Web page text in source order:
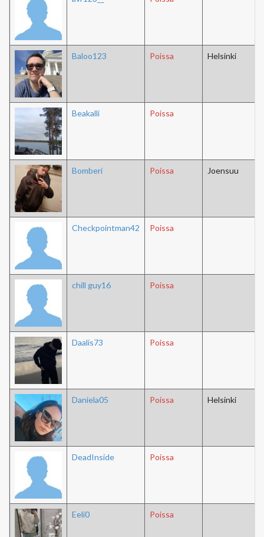
Baloo123 Poissa Helsinki
Beakalli Poissa
Bomberi Poissa Joensuu
Checkpointman42 Poissa
chill guy16 Poissa
Daalis73 Poissa
Daniela05 Poissa Helsinki
DeadInside Poissa
Eeli0 Poissa